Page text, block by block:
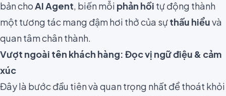
bản choAI Agent, biến mỗi phản hồi tự động thành
một tương tác mang đậm hơi thở của sựthấu hiểuvà
quan tâm chân thành.
Vượt ngoài tên khách hàng: Đọc vị ngữ điệu & cảm
xúc
Đây là bước đầu tiên và quan trọng nhất để thoát khỏi